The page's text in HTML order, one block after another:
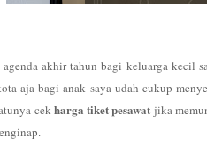
akhir tahun bagi keluarga kecil
aja bagi anak saya udah cukup
cekharga tiket pesawat jika